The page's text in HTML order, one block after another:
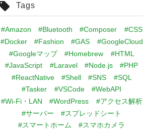
Tags
#Amazon #Bluetooth #Composer
#CSS
#Docker
#Fashion #GAS
#GoogleCloud
#Googleマップ
#Homebrew
#HTML
#JavaScript
#Laravel #Node.js
#PHP
#ReactNative
#Shell #SNS
#SQL
#Tasker
#VSCode
#WebAPI
#Wi-Fi・LAN
#WordPress
#アクセス解析
#サーバー
#スプレッドシート
#スマートホーム
#スマホカメラ